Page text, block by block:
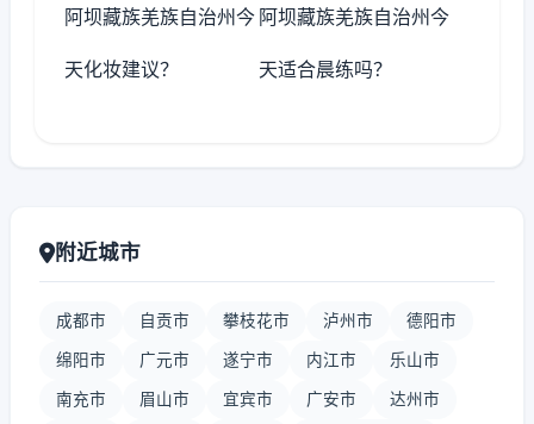
阿坝藏族羌族自治州今
天化妆建议？
阿坝藏族羌族自治州今
天适合晨练吗？
附近城市
成都市 自贡市 攀枝花市 泸州市 德阳市
绵阳市 广元市 遂宁市 内江市 乐山市
南充市 眉山市 宜宾市 广安市 达州市